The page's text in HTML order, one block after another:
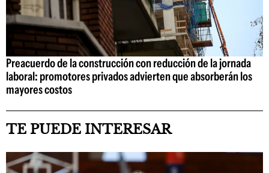
Preacuerdo de la construcción con reducción de la jornada
laboral: promotores privados advierten que absorberán los
mayores costos
TE PUEDE INTERESAR